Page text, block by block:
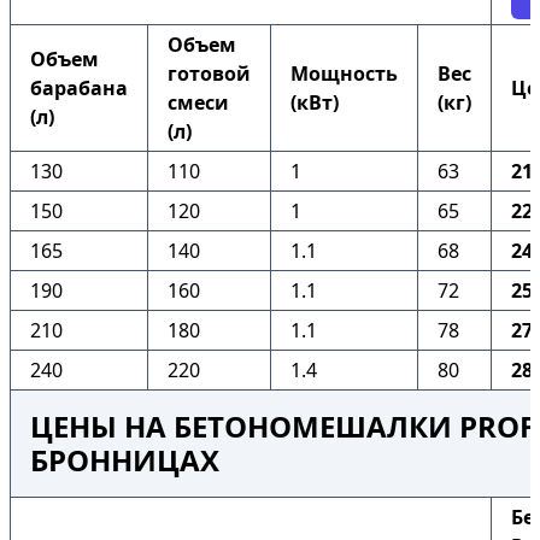
Объем
барабана
(л)
Объем
готовой
смеси
(л)
Мощность
(кВт)
Вес
(кг)
130 110 1 63
150
120 1 65
165
140 1.1 68
190
160 1.1 72
210
180 1.1 78
240
220 1.4 80
ЦЕНЫ НА БЕТОНОМЕШАЛКИ PROFI
БРОННИЦАХ